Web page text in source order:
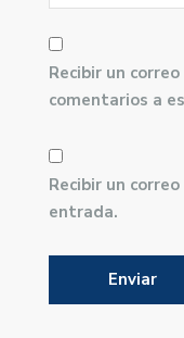
Recibir un
comentarios a
Recibir un
entrada.